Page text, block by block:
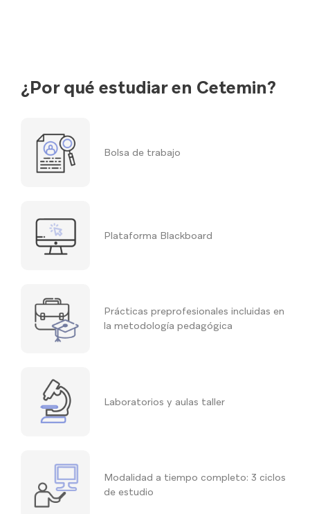
¿Por qué estudiar en Cetemin?
Bolsa de trabajo
Plataforma Blackboard
Prácticas preprofesionales incluidas en
la metodología pedagógica
Laboratorios y aulas taller
Modalidad a tiempo completo: 3 ciclos
de estudio